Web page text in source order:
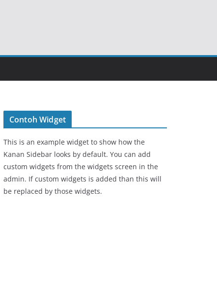
Contoh Widget
This is an example widget to show how the
Kanan Sidebar looks by default. You can add
custom widgets from the widgets screen in the
admin. If custom widgets is added than this will
be replaced by those widgets.